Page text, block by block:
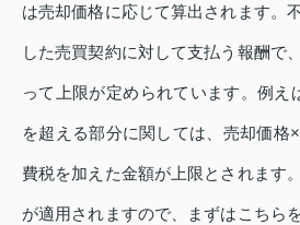
は売却価格に応じて算出されます。
した売買契約に対して支払う報酬で
って上限が定められています。例え
を超える部分に関しては、売却価格
費税を加えた金額が上限とされます
が適用されますので、まずはこちら